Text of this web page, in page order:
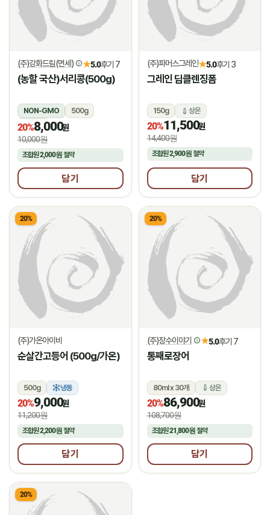
(주)강화드림(면세) ★5.0후기 7
(농할 국산)서리콩(500g)
NON-GMO
500g
상온
20%8,000원
10,000원
조합원2,000원 절약
담기
(주)파머스그레인★5.0후기 3
그레인 딥클렌징폼
150g 상온
20%11,500원
14,400원
조합원2,900원절약
담기
20%
(주)가온아이비
순살간고등어 (500g/가온)
500g 냉동
20%9,000원
11,200원
조합원2,200원 절약
담기
20%
(주)장수이야기 ★5.0후기 7
통째로장어
80ml x 30개 상온
20%86,900원
108,700원
조합원21,800원절약
담기
20%